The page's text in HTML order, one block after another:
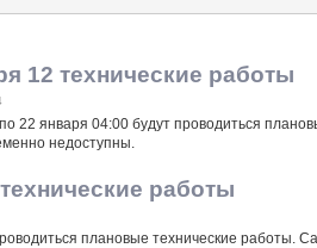
12 технические работы
22 января 04:00 будут проводиться
недоступны.
работы
плановые технические работы.